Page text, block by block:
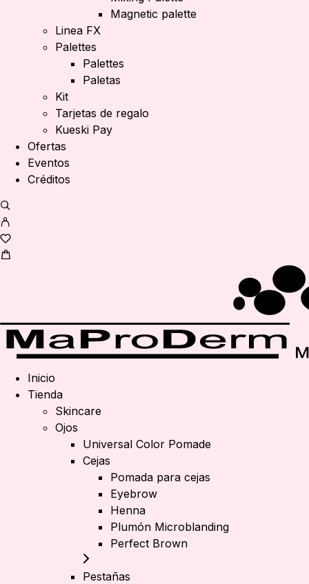
Magnetic palette
Linea FX
Palettes
Palettes
Paletas
Kit
Tarjetas de regalo
Kueski Pay
Ofertas
Eventos
Créditos
Inicio
Tienda
Skincare
Ojos
Universal Color Pomade
Cejas
Pomada para cejas
Eyebrow
Henna
Plumón Microblanding
Perfect Brown
Pestañas